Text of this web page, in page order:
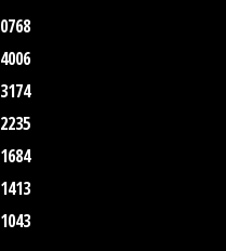
4006
3174
2235
1684
1413
1043